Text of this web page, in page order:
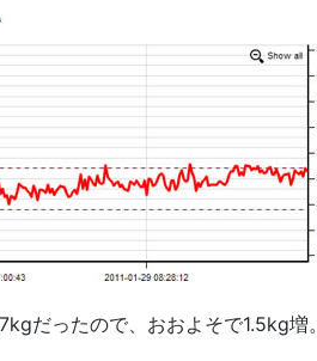
だったので、おおよそで1.5kg増。